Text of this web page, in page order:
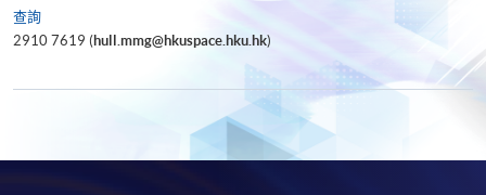
查詢
2910 7619 (hull.mmg@hkuspace.hku.hk)